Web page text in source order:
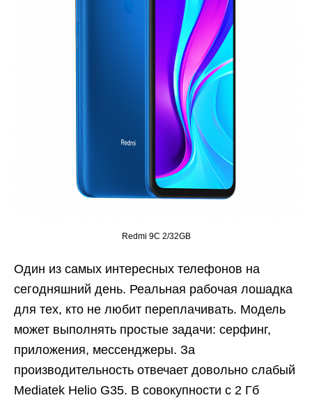
Redmi 9C 2/32GB
Один из самых интересных телефонов на
сегодняшний день. Реальная рабочая лошадка
для тех, кто не любит переплачивать. Модель
может выполнять простые задачи: серфинг,
приложения, мессенджеры. За
производительность отвечает довольно слабый
Mediatek Helio G35. В совокупности с 2 Гб